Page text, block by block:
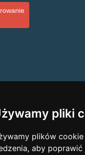
pliki
plików cookie
aby poprawić